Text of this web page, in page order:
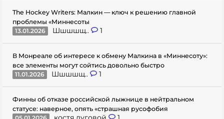
The Hockey Writers: Малкин — ключ к решению главной
проблемы «Миннесоты
13.01.2026
Шшшшщ.. 1
В Монреале об интересе к обмену Малкина в «Миннесоту»:
все элементы могут сойтись довольно быстро
11.01.2026
Шшшшщ.. 1
Финны об отказе российской лыжнице в нейтральном
статусе: наверное, опять «страшная русофобия